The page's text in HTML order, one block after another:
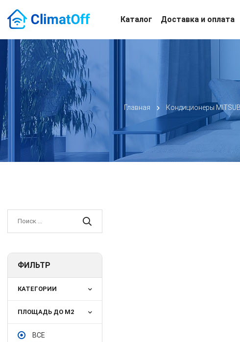
Каталог Доставка и оплата
Главная Кондиционеры
ФИЛЬТР
КАТЕГОРИИ
ПЛОЩАДЬ ДО М2
ВСЕ